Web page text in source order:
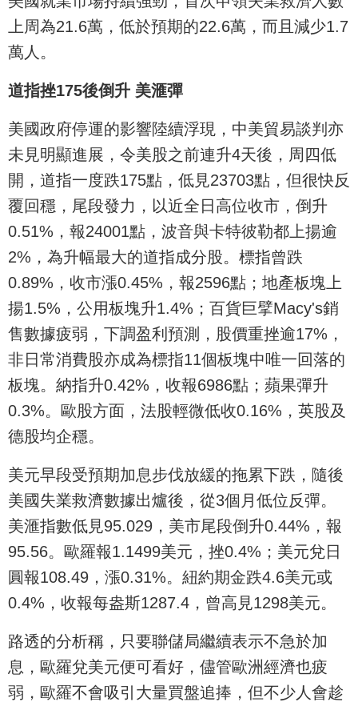
上周為21.6萬，低於預期的22.6萬，而且減少1.7
萬人。
道指挫175後倒升 美滙彈
美國政府停運的影響陸續浮現，中美貿易談判亦
未見明顯進展，令美股之前連升4天後，周四低
開，道指一度跌175點，低見23703點，但很快反
覆回穩，尾段發力，以近全日高位收市，倒升
0.51%，報24001點，波音與卡特彼勒都上揚逾
2%，為升幅最大的道指成分股。標指曾跌
0.89%，收市漲0.45%，報2596點；地產板塊上
揚1.5%，公用板塊升1.4%；百貨巨擘Macy's銷
售數據疲弱，下調盈利預測，股價重挫逾17%，
非日常消費股亦成為標指11個板塊中唯一回落的
板塊。納指升0.42%，收報6986點；蘋果彈升
0.3%。歐股方面，法股輕微低收0.16%，英股及
德股均企穩。
美元早段受預期加息步伐放緩的拖累下跌，隨後
美國失業救濟數據出爐後，從3個月低位反彈。
美滙指數低見95.029，美市尾段倒升0.44%，報
95.56。歐羅報1.1499美元，挫0.4%；美元兌日
圓報108.49，漲0.31%。紐約期金跌4.6美元或
0.4%，收報每盎斯1287.4，曾高見1298美元。
路透的分析稱，只要聯儲局繼續表示不急於加
息，歐羅兌美元便可看好，儘管歐洲經濟也疲
弱，歐羅不會吸引大量買盤追捧，但不少人會趁